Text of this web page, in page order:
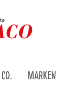
MARKEN